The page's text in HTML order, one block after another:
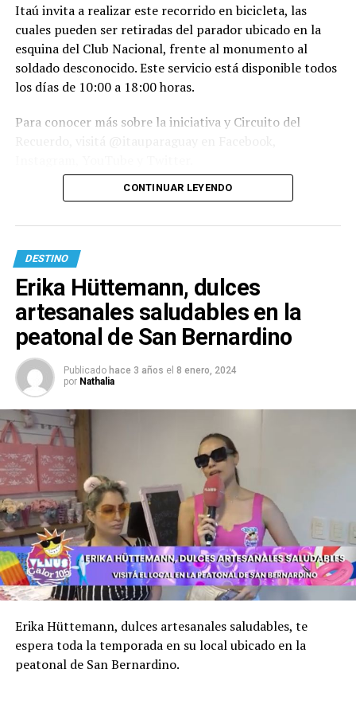
Itaú invita a realizar este recorrido en bicicleta, las
cuales pueden ser retiradas del parador ubicado en la
esquina del Club Nacional, frente al monumento al
soldado desconocido. Este servicio está disponible todos
los días de 10:00 a 18:00 horas.
Para conocer más sobre la iniciativa y Circuito del
CONTINUAR LEYENDO
DESTINO
Erika Hüttemann, dulces
artesanales saludables en la
peatonal de San Bernardino
Publicado hace 3 años el 8 enero, 2024
por Nathalia
Erika Hüttemann, dulces artesanales saludables, te
espera toda la temporada en su local ubicado en la
peatonal de San Bernardino.